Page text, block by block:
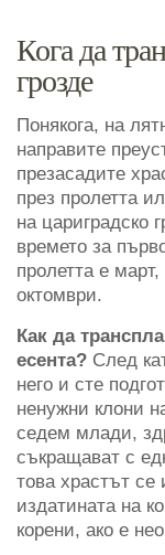
Кога да
грозде
Понякога, на
направите
презасадите
през пролетта
на цариградско
времето за
пролетта е
октомври.
Как да
есента? След
него и сте
ненужни клони
седем млади,
съкращават с
това храстът се
издатината на
корени, ако е